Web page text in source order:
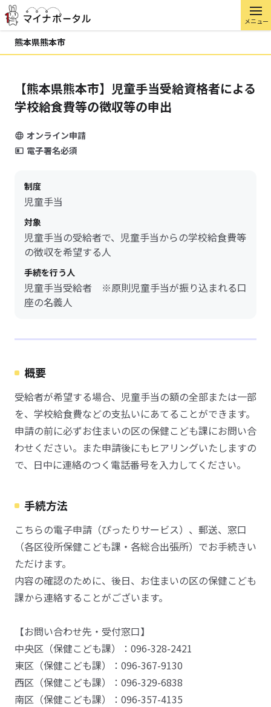
メニュー
熊本県熊本市
【熊本県熊本市】児童手当受給資格者による
学校給食費等の徴収等の申出
オンライン申請
電子署名必須
制度
児童手当
対象
児童手当の受給者で、児童手当からの学校給食費等
の徴収を希望する人
手続を行う人
児童手当受給者 ※原則児童手当が振り込まれる口
座の名義人
概要
受給者が希望する場合、児童手当の額の全部または一部
を、学校給食費などの支払いにあてることができます。
申請の前に必ずお住まいの区の保健こども課にお問い合
わせください。また申請後にもヒアリングいたしますの
で、日中に連絡のつく電話番号を入力してください。
手続方法
こちらの電子申請（ぴったりサービス）、郵送、窓口
（各区役所保健こども課・各総合出張所）でお手続きい
ただけます。
内容の確認のために、後日、お住まいの区の保健こども
課から連絡することがございます。
【お問い合わせ先・受付窓口】
中央区（保健こども課）：096-328-2421
東区（保健こども課）：096-367-9130
西区（保健こども課）：096-329-6838
南区（保健こども課）：096-357-4135